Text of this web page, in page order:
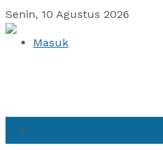
Senin, 10 Agustus 2026
Masuk